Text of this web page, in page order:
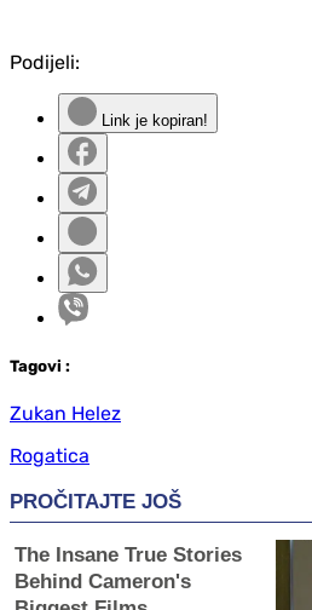
Podijeli:
Link je kopiran!
Tagovi :
Zukan Helez
Rogatica